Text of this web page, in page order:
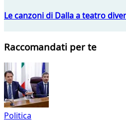
Le canzoni di Dalla a teatro
Raccomandati per te
Politica